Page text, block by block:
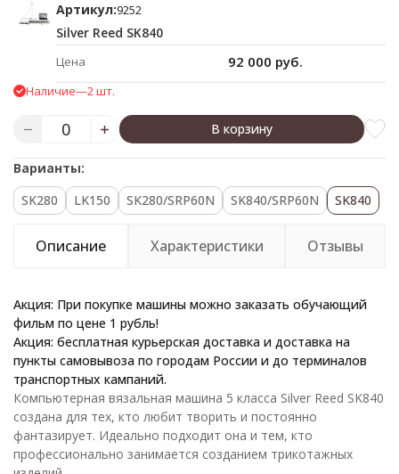
Артикул:9252
Silver Reed SK840
Цена 92 000 руб.
Наличие—2 шт.
В корзину
Варианты:
SK280
LK150 SK280/SRP60N SK840/SRP60N SK840
Описание Характеристики Отзывы
Акция: При покупке машины можно заказать обучающий
фильм по цене 1 рубль!
Акция: беcплатная курьерская доставка и доставка на
пункты самовывоза по городам России и до терминалов
транспортных кампаний.
Компьютерная вязальная машина 5 класса Silver Reed SK840
создана для тех, кто любит творить и постоянно
фантазирует. Идеально подходит она и тем, кто
профессионально занимается созданием трикотажных